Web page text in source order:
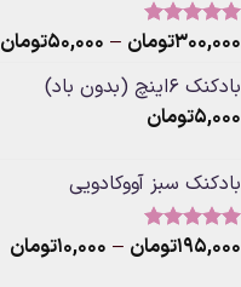
نمره5.00
۳۰۰,۰۰۰تومان – ۵۰,۰۰۰تومان
بادکنک ۶اینچ (بدون باد)
۵,۰۰۰تومان
بادکنک سبز آووکادویی
نمره5.00۱۹۵,۰۰۰تومان – ۱۰,۰۰۰تومان